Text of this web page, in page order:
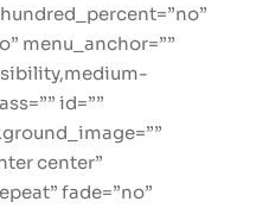
menu_anchor=””
id=””
center”
fade=”no”